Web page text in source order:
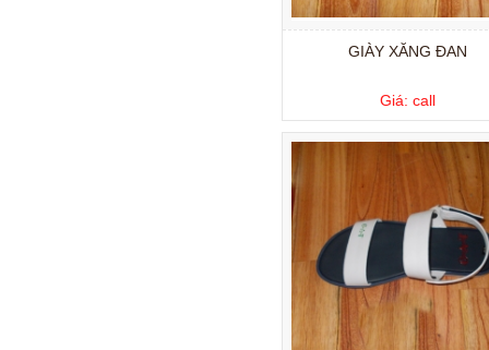
GIÀY XĂNG ĐAN
Giá: call